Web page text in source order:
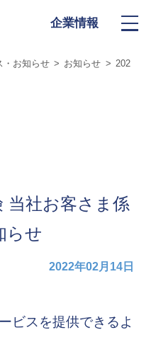
企業情報
・お知らせ お知らせ
202
当社お客さま係
らせ
2022年02月14日
ビスを提供できるよ